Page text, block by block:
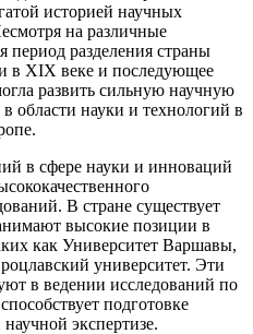
историей научных
на различные
период разделения страны
в XIX веке и последующее
развить сильную научную
области науки и технологий в
в сфере науки и инноваций
В стране существует
высокие позиции в
как Университет Варшавы,
университет. Эти
в ведении исследований по
подготовке
экспертизе.